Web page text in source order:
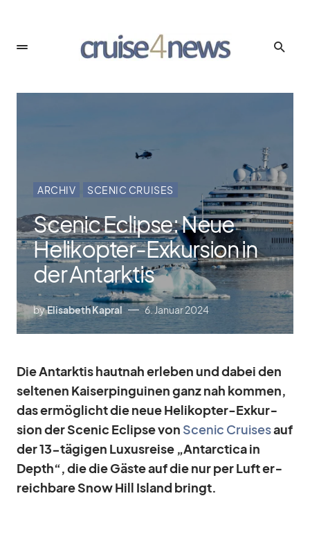
ARCHIV SCENIC CRUISES
Scenic Eclipse: Neue
Helikopter-Exkursion in
der Antarktis
byElisabeth Kapral 6. Januar 2024
Die Ant­ark­tis haut­nah er­le­ben und da­bei den
sel­te­nen Kai­ser­pin­gui­nen ganz nah kom­men,
das er­mög­licht die neue He­li­ko­pter-Ex­kur­
sion der Scenic Eclipse von Scenic Crui­sesauf
der 13-tä­gi­gen Lu­xus­reise „Ant­ar­c­tica in
Depth“, die die Gäste auf die nur per Luft er­
reich­bare Snow Hill Is­land bringt.